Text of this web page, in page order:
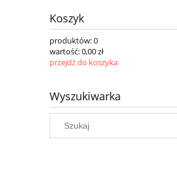
Koszyk
produktów:0
wartość:0,00 zł
przejdź do koszyka
Wyszukiwarka